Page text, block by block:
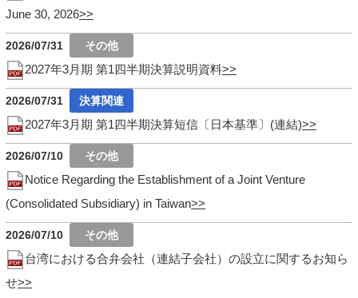
June 30, 2026
2026/07/31
2027年3月期 第1四半期決算説明資料
2026/07/31
2027年3月期 第1四半期決算短信〔日本基準〕(連結)
2026/07/10
Notice Regarding the Establishment of a Joint Venture
(Consolidated Subsidiary) in Taiwan
2026/07/10
台湾における合弁会社（連結子会社）の設立に関するお知ら
せ